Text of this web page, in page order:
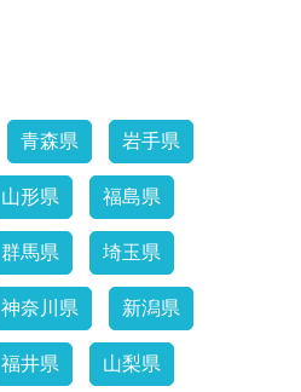
青森県 岩手県
山形県 福島県
群馬県 埼玉県
神奈川県 新潟県
福井県 山梨県